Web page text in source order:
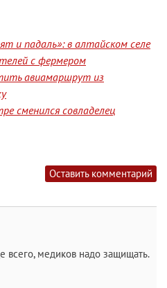
и падаль»: в алтайском селе
с фермером
авиамаршрут из
сменился совладелец
Оставить комментарий
всего, медиков надо защищать.